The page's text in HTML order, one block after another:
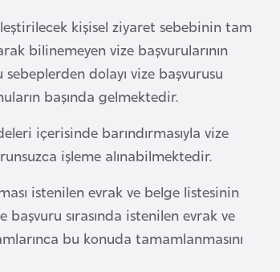
kişisel ziyaret sebebinin tam
bilinemeyen vize başvurularının
dolayı vize başvurusu
başında gelmektedir.
içerisinde barındırmasıyla vize
işleme alınabilmektedir.
istenilen evrak ve belge listesinin
sırasında istenilen evrak ve
bu konuda tamamlanmasını